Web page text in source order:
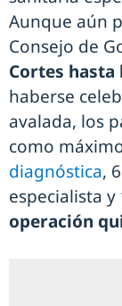
Aunque aún
Consejo de
Cortes
haberse
avalada, los
como
diagnóstica,
especialista y
operación